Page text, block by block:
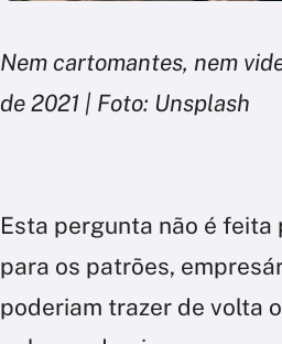
Nem cartomantes, nem
de 2021 | Foto: Unsplash
Esta pergunta não é
para os patrões,
poderiam trazer de volta